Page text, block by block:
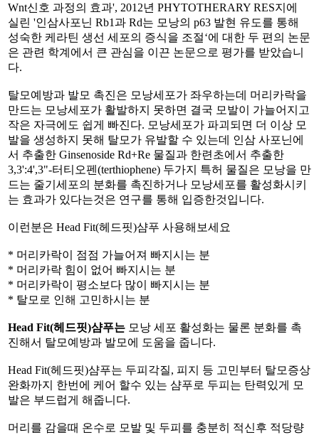
Wnt신호 과정의 효과', 2012년 PHYTOTHERARY RES지에
실린 '인삼사포닌 Rb1과 Rd는 모낭의 p63 발현 유도를 통해
성숙한 케라틴 생선 세포의 증식을 조절‘에 대한 두 편의 논문
은 관련 학계에서 큰 관심을 이끈 논문으로 평가를 받았습니
다.
탈모예방과 발모 촉진은 모낭세포가 좌우하는데 머리카락을
만드는 모낭세포가 활발하지 못하면 결국 모발이 가늘어지고
작은 자극에도 쉽게 빠진다. 모낭세포가 파괴되면 더 이상 모
발을 생성하지 못해 탈모가 유발할 수 있는데 인삼 사포닌에
서 추출한 Ginsenoside Rd+Re 물질과 한련초에서 추출한
3,3':4',3"-터티오펜(terthiophene) 두가지 특허 물질은 모낭을 만
드는 줄기세포의 분화를 촉진하거나 모낭세포를 활성화시키
는 효과가 있다는것은 연구를 통해 입증한것입니다.
이런분은 Head Fit(헤드핏)샴푸 사용해보세요
* 머리카락이 점점 가늘어져 빠지시는 분
* 머리카락 힘이 없어 빠지시는 분
* 머리카락이 평소보다 많이 빠지시는 분
* 탈모로 인해 고민하시는 분
Head Fit(헤드핏)샴푸는 모낭 세포 활성화는 물론 분화를 촉
진해서 탈모예방과 발모에 도움을 줍니다.
Head Fit(헤드핏)샴푸는 두피각질, 피지 등 고민부터 탈모증상
완화까지 한번에 케어 할수 있는 샴푸로 두피는 탄력있게 모
발은 부드럽게 해줍니다.
머리를 감을때 온수로 모발 및 두피를 충분히 적신후 적당량